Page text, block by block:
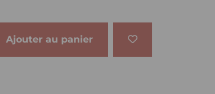
Ajouter au panier